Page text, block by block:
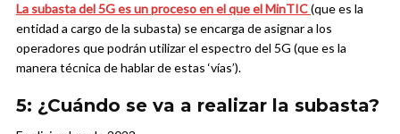
La subasta del 5G es un proceso en el que el MinTIC(que es la
entidad a cargo de la subasta) se encarga de asignar a los
operadores que podrán utilizar el espectro del 5G (que es la
manera técnica de hablar de estas ‘vías’).
5: ¿Cuándo se va a realizar la subasta?